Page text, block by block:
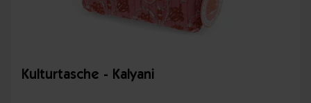
Kulturtasche - Kalyani